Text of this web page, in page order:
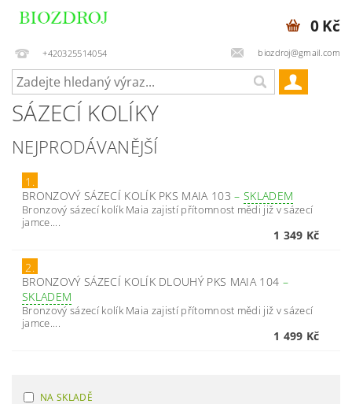
+420325514054 biozdroj@gmail.com
0 Kč
SÁZECÍ KOLÍKY
NEJPRODÁVANĚJŠÍ
1.
BRONZOVÝ SÁZECÍ KOLÍK PKS MAIA 103– SKLADEM
Bronzový sázecí kolík Maia zajistí přítomnost mědi již v sázecí
jamce....
1 349 Kč
2.
BRONZOVÝ SÁZECÍ KOLÍK DLOUHÝ PKS MAIA 104 –
SKLADEM
Bronzový sázecí kolík Maia zajistí přítomnost mědi již v sázecí
jamce....
1 499 Kč
NA SKLADĚ